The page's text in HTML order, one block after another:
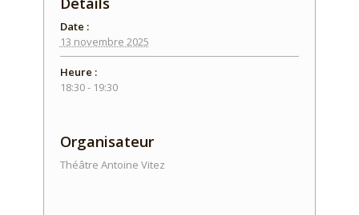
Date :
13 novembre 2025
Heure :
18:30 - 19:30
Organisateur
Théâtre Antoine Vitez